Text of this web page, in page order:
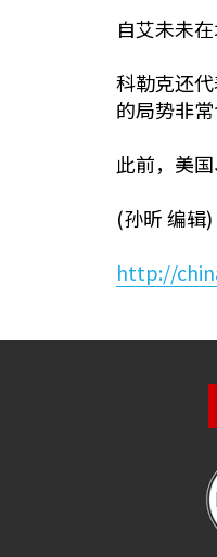
自艾未未
科勒克还
的局势非
此前，美
(孙昕 编辑)
http://